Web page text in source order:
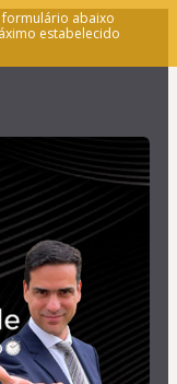
abaixo
estabelecido